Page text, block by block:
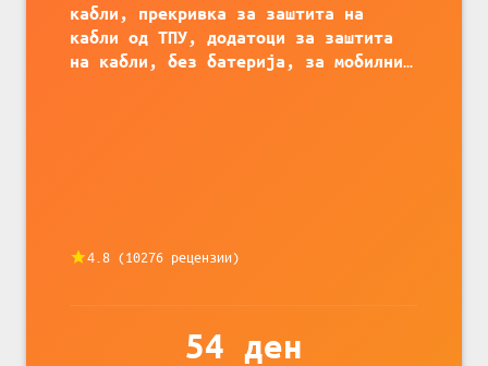
кабли, прекривка за заштита на
кабли од ТПУ, додатоци за заштита
на кабли, без батерија, за мобилни
4.8 (10276 рецензии)
54 ден